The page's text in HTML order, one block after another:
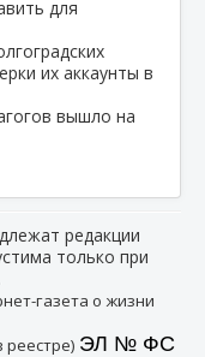
для
вышло на
редакции
только при
газета о жизни
реестре) ЭЛ № ФС